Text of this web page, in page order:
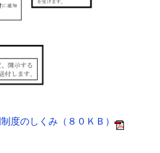
度のしくみ（８０ＫＢ）